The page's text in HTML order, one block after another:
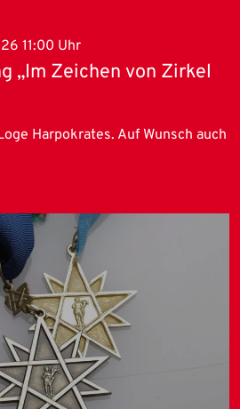
11:00 Uhr
„Im Zeichen von Zirkel
Harpokrates. Auf Wunsch auch